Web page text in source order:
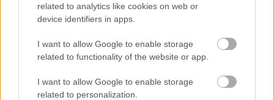
related to analytics like cookies on web or
device identifiers in apps.
I want to allow Google to enable storage
related to functionality of the website or app.
I want to allow Google to enable storage
related to personalization.